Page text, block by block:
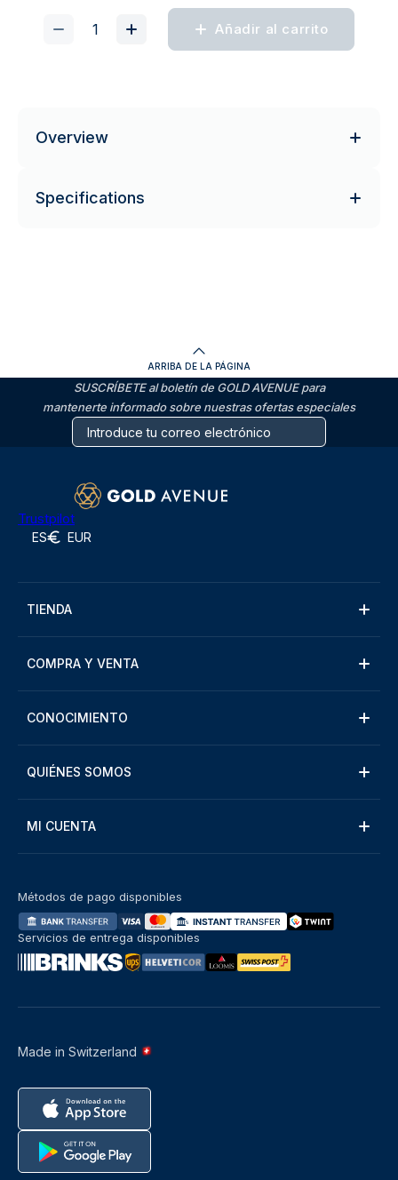
Añadir al carrito
Overview
Specifications
ARRIBA DE LA PÁGINA
SUSCRÍBETE al boletín de GOLD AVENUE para
mantenerte informado sobre nuestras ofertas especiales
Trustpilot
ES EUR
TIENDA
COMPRA Y VENTA
CONOCIMIENTO
QUIÉNES SOMOS
MI CUENTA
Made in Switzerland
Métodos de pago disponibles
Servicios de entrega disponibles